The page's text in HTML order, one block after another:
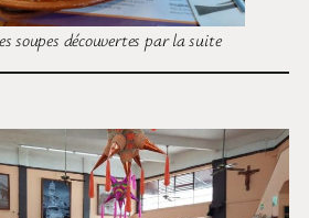
soupes découvertes par la suite